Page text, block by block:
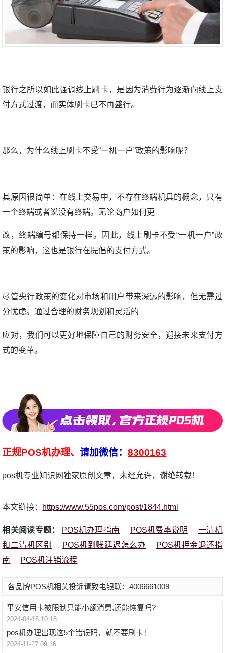
银行之所以如此强调线上刷卡，是因为消费行为逐渐向线上支
付方式过渡，而实体刷卡已不再盛行。
那么，为什么线上刷卡不受“一机一户”政策的影响呢？
其原因很简单：在线上交易中，不存在终端机具的概念，只有
一个终端或者说没有终端。无论商户如何更
改，终端编号都保持一样。因此，线上刷卡不受“一机一户”政
策的影响，这也是银行在提倡的支付方式。
尽管央行政策的变化对市场和用户带来深远的影响，但无需过
分忧虑。通过合理的财务规划和灵活的
应对，我们可以更好地保障自己的财务安全，迎接未来支付方
式的变革。
正规POS机办理、请加微信：8300163
pos机专业知识网独家原创文章，未经允许，谢绝转载！
本文链接： https://www.55pos.com/post/1844.html
相关阅读专题： POS机办理指南 POS机费率说明
一清机
和二清机区别
POS机到账延迟怎么办
POS机押金退还指
南
POS机注销流程
各品牌POS机相关投诉请致电银联：4006661009
平安信用卡被限制只能小额消费,还能恢复吗?
2024-04-15 10:18
pos机办理出现这5个错误码，就不要刷卡！
2024-11-27 09:16